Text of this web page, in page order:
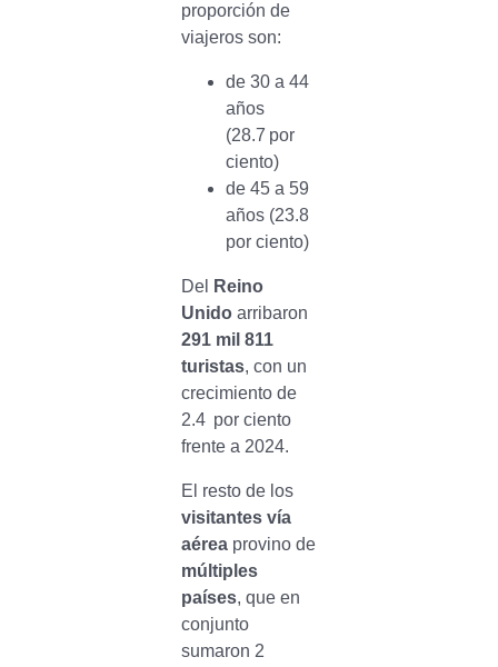
proporción de
viajeros son:
de 30 a 44
años
(28.7 por
ciento)
de 45 a 59
años (23.8
por ciento)
Del
Reino
Unidoarribaron
291 mil 811
turistas, con un
crecimiento de
2.4 por ciento
frente a 2024.
El resto de los
visitantes vía
aéreaprovino de
múltiples
países, que en
conjunto
sumaron 2